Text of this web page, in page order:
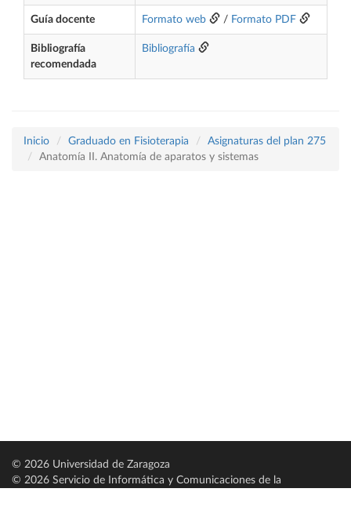
Guía docente Formato web / Formato PDF
Bibliografía
recomendada
Bibliografía
Inicio Graduado en Fisioterapia
Asignaturas del plan 275
Anatomía II. Anatomía de aparatos y sistemas
© 2026 Universidad de Zaragoza
© 2026 Servicio de Informática y Comunicaciones de la